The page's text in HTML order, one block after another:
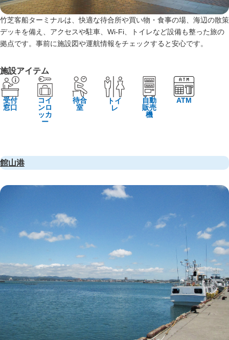
竹芝客船ターミナルは、快適な待合所や買い物・食事の場、海辺の散策
デッキを備え、アクセスや駐車、Wi‑Fi、トイレなど設備も整った旅の
拠点です。事前に施設図や運航情報をチェックすると安心です。
施設アイテム
受付
窓口
コイ
ンロ
ッカ
ー
待合
室
トイ
レ
自動
販売
機
ATM
館山港